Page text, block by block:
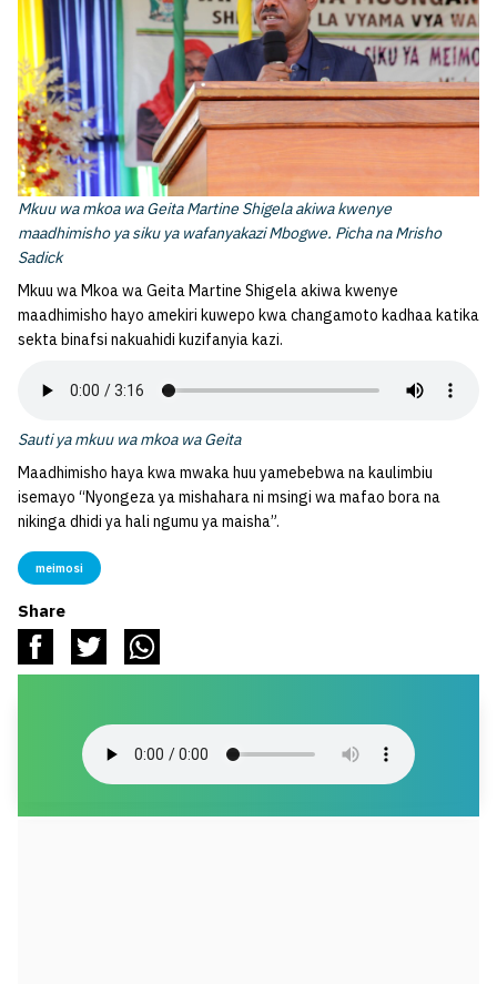
Mkuu wa mkoa wa Geita Martine Shigela akiwa kwenye
maadhimisho ya siku ya wafanyakazi Mbogwe. Picha na Mrisho
Sadick
Mkuu wa Mkoa wa Geita Martine Shigela akiwa kwenye
maadhimisho hayo amekiri kuwepo kwa changamoto kadhaa katika
sekta binafsi nakuahidi kuzifanyia kazi.
Sauti ya mkuu wa mkoa wa Geita
Maadhimisho haya kwa mwaka huu yamebebwa na kaulimbiu
isemayo “Nyongeza ya mishahara ni msingi wa mafao bora na
nikinga dhidi ya hali ngumu ya maisha”.
meimosi
Share